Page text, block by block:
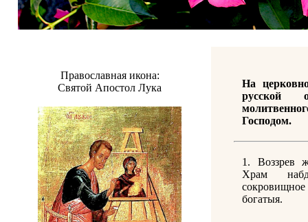
Православная икона:
Святой Апостол Лука
На
русской
Господом.
1. Воззрев
Храм
богатыя.